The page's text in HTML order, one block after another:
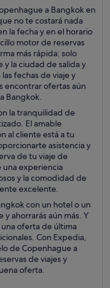
a Bangkok en
no te costará nada
la fecha y en el horario
motor de reservas
más rápida: solo
y la ciudad de salida y
fechas de viaje y
encontrar ofertas aún
Bangkok.
la tranquilidad de
El amable
al cliente está a tu
asistencia y
de tu viaje de
una experiencia
y la comodidad de
excelente.
con un hotel o un
ahorrarás aún más. Y
oferta de última
Con Expedia,
de Copenhague a
de viajes y
oferta.